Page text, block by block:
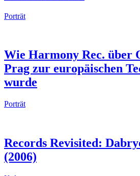
Porträt
Wie Harmony Rec. über
Prag zur europäischen
wurde
Porträt
Records Revisited:
(2006)